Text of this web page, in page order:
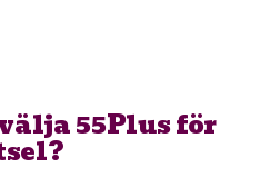
55Plus för